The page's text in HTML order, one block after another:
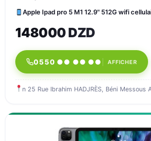
Apple Ipad pro 5 M1 12.9" 512G wifi
148000 DZD
0550 ●● ●● ●● AFFICHER
n 25 Rue Ibrahim HADJRÈS, Béni Messous